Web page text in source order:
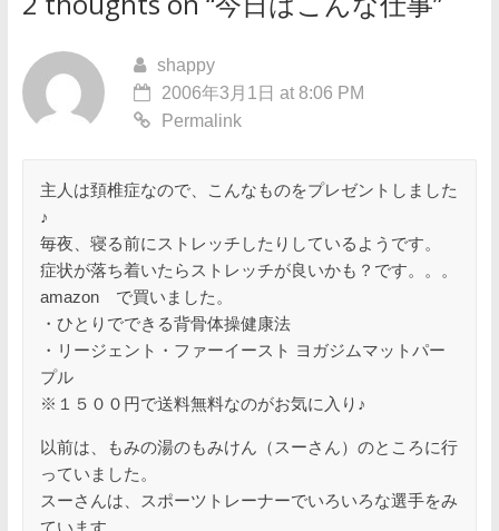
shappy
2006年3月1日 at 8:06 PM
Permalink
主人は頚椎症なので、こんなものをプレゼントしました
♪
毎夜、寝る前にストレッチしたりしているようです。
症状が落ち着いたらストレッチが良いかも？です。。。
amazon で買いました。
・ひとりでできる背骨体操健康法
・リージェント・ファーイースト ヨガジムマットパー
プル
※１５００円で送料無料なのがお気に入り♪
以前は、もみの湯のもみけん（スーさん）のところに行
っていました。
スーさんは、スポーツトレーナーでいろいろな選手をみ
ています。